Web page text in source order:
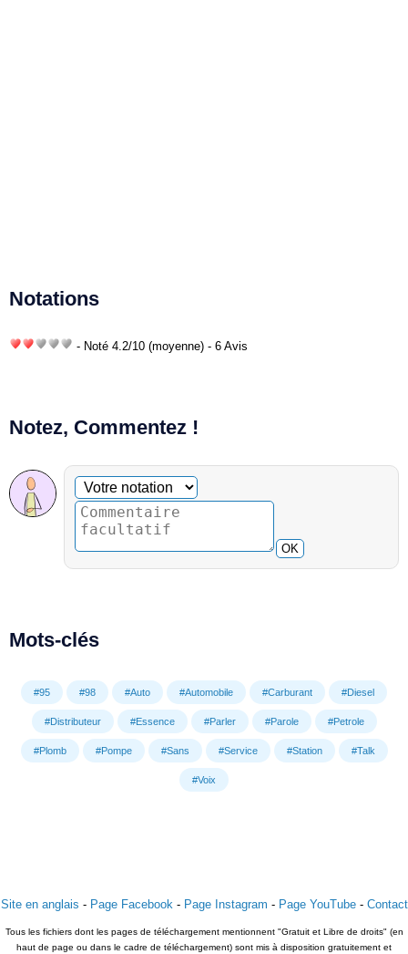
Notations
- Noté 4.2/10 (moyenne) - 6 Avis
Notez, Commentez !
Commentaire facultatif
Votre notation
OK
Mots-clés
#95 #98 #Auto #Automobile #Carburant #Diesel
#Distributeur #Essence #Parler #Parole #Petrole
#Plomb #Pompe #Sans #Service #Station #Talk
#Voix
Site en anglais - Page Facebook - Page Instagram - Page YouTube- Contact
Tous les fichiers dont les pages de téléchargement mentionnent "Gratuit et Libre de droits" (en
haut de page ou dans le cadre de téléchargement) sont mis à disposition gratuitement et